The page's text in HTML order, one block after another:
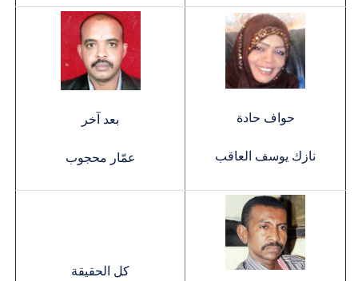
حواف حادة
نازك يوسف العاقب
بعد آخر
عمّار محجوب
كل الحقيقة